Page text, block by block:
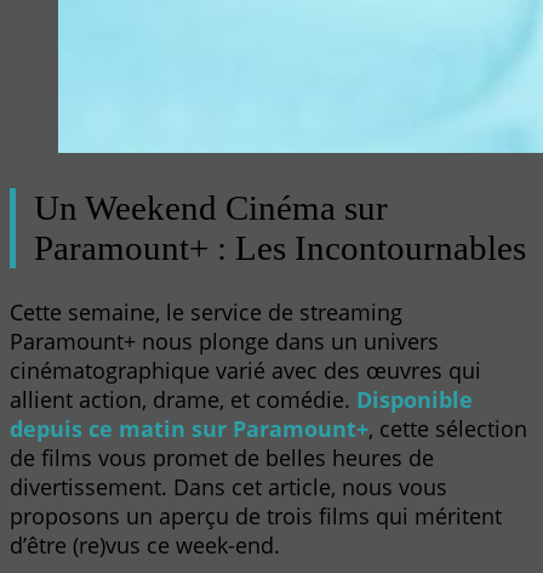
Un Weekend Cinéma sur
Paramount+ : Les Incontournables
Cette semaine, le service de streaming
Paramount+ nous plonge dans un univers
cinématographique varié avec des œuvres qui
allient action, drame, et comédie. Disponible
depuis ce matin sur Paramount+, cette sélection
de films vous promet de belles heures de
divertissement. Dans cet article, nous vous
proposons un aperçu de trois films qui méritent
d’être (re)vus ce week-end.